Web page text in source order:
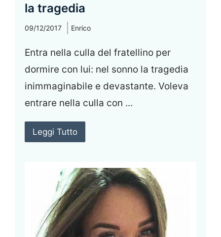
la tragedia
09/12/2017 Enrico
Entra nella culla del fratellino per
dormire con lui: nel sonno la tragedia
inimmaginabile e devastante. Voleva
entrare nella culla con ...
Leggi Tutto